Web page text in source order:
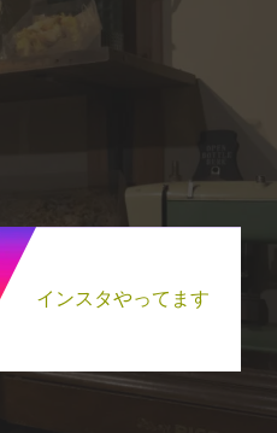
インスタやってます